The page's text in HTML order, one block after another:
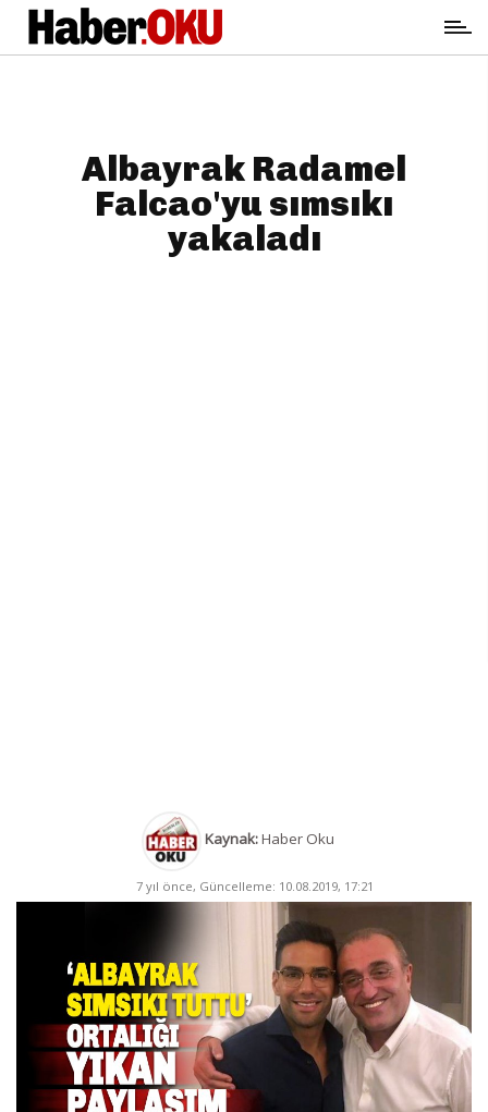
Albayrak Radamel
Falcao'yu sımsıkı
yakaladı
Kaynak:Haber Oku
7 yıl önce, Güncelleme: 10.08.2019, 17:21